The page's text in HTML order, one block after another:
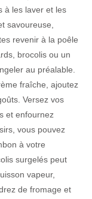
à les laver et les
savoureuse,
revenir à la poêle
brocolis ou un
au préalable.
fraîche, ajoutez
Versez vos
et enfournez
vous pouvez
à votre
surgelés peut
vapeur,
de fromage et